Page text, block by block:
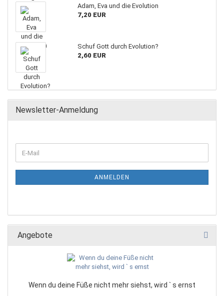
Adam, Eva und die Evolution
7,20 EUR
Schuf Gott durch Evolution?
2,60 EUR
Newsletter-Anmeldung
ANMELDEN
Angebote
Wenn du deine Füße nicht mehr siehst, wird ` s ernst